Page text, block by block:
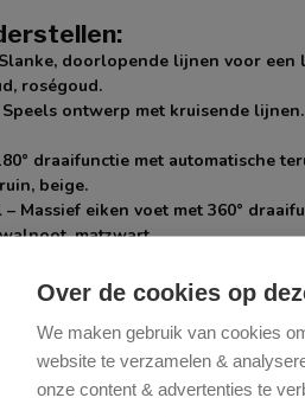
Over de cookies op
We maken gebruik van cookies
website te verzamelen &
onze content & advertenties te
doorlopende lijnen voor
roségoud.
Speels ontwerp met kruisende
draaifunctie met automatische
beige.
– Massief eiken voet met 360°
matzwart.
cilinder met vier uitlopende
grijs.
– Stevige voet met grote wielen;
grijs.
- kleine wieltjes afwerkingen:
zijn van hoogwaardig staal met